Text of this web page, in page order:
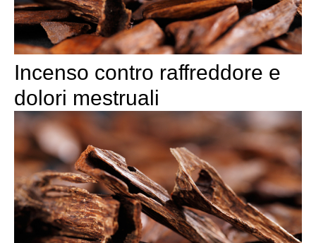
Incenso contro raffreddore e
dolori mestruali